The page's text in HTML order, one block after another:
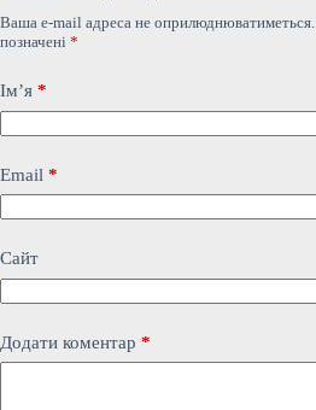
Ваша e-mail адреса не оприлюднюватиметься.
позначені *
Ім’я *
Email *
Сайт
Додати коментар *